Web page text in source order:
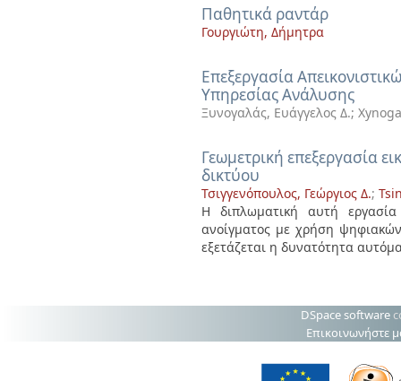
Παθητικά ραντάρ
Γουργιώτη, Δήμητρα
Επεξεργασία
Υπηρεσίας Ανάλυσης
Ξυνογαλάς, Ευάγγελος Δ.;
Γεωμετρική επεξεργασία
δικτύου
Τσιγγενόπουλος, Γεώργιος Δ.;
Η διπλωματική αυτή
ανοίγματος με χρήση
εξετάζεται η δυνατότητα
DSpace software
Επικοινωνήστε